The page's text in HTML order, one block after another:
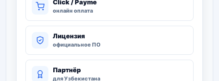
Click / Payme
онлайн оплата
Лицензия
официальное ПО
Партнёр
для Узбекистана